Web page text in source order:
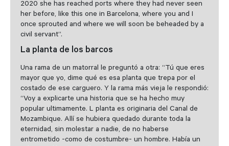
2020 she has reached ports where they had never seen
her before, like this one in Barcelona, where you and I
once sprouted and where we will soon be beheaded by a
civil servant”.
La planta de los barcos
Una rama de un matorral le preguntó a otra: “Tú que eres
mayor que yo, dime qué es esa planta que trepa por el
costado de ese carguero. Y la rama más vieja le respondió:
“Voy a explicarte una historia que se ha hecho muy
popular ultimamente. L planta es originaria del Canal de
Mozambique. Allí se hubiera quedado durante toda la
eternidad, sin molestar a nadie, de no haberse
entrometido -como de costumbre- un hombre. Había un